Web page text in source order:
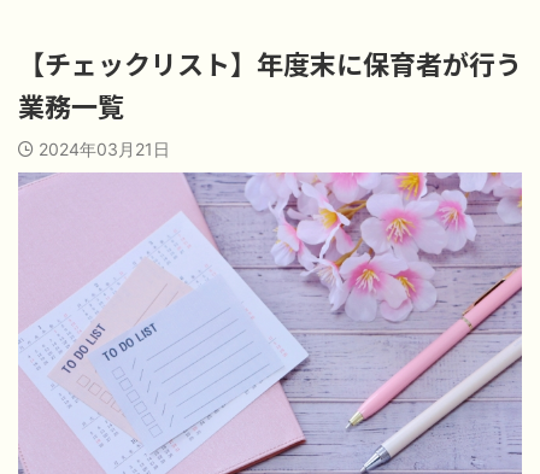
【チェックリスト】年度末に保育者が行う
業務一覧
2024年03月21日